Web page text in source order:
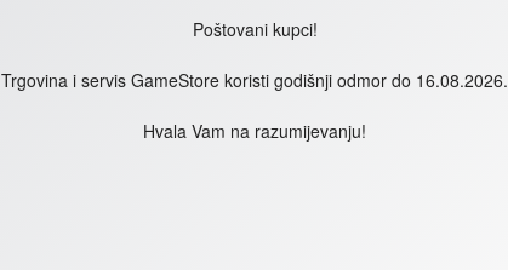
Poštovani kupci!
Trgovina i servis GameStore koristi godišnji odmor do 16.08.2026.
Hvala Vam na razumijevanju!